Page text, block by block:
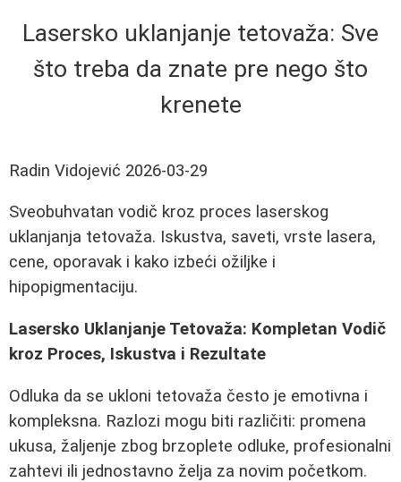
Lasersko uklanjanje tetovaža: Sve
što treba da znate pre nego što
krenete
Radin Vidojević 2026-03-29
Sveobuhvatan vodič kroz proces laserskog
uklanjanja tetovaža. Iskustva, saveti, vrste lasera,
cene, oporavak i kako izbeći ožiljke i
hipopigmentaciju.
Lasersko Uklanjanje Tetovaža: Kompletan Vodič
kroz Proces, Iskustva i Rezultate
Odluka da se ukloni tetovaža često je emotivna i
kompleksna. Razlozi mogu biti različiti: promena
ukusa, žaljenje zbog brzoplete odluke, profesionalni
zahtevi ili jednostavno želja za novim početkom.